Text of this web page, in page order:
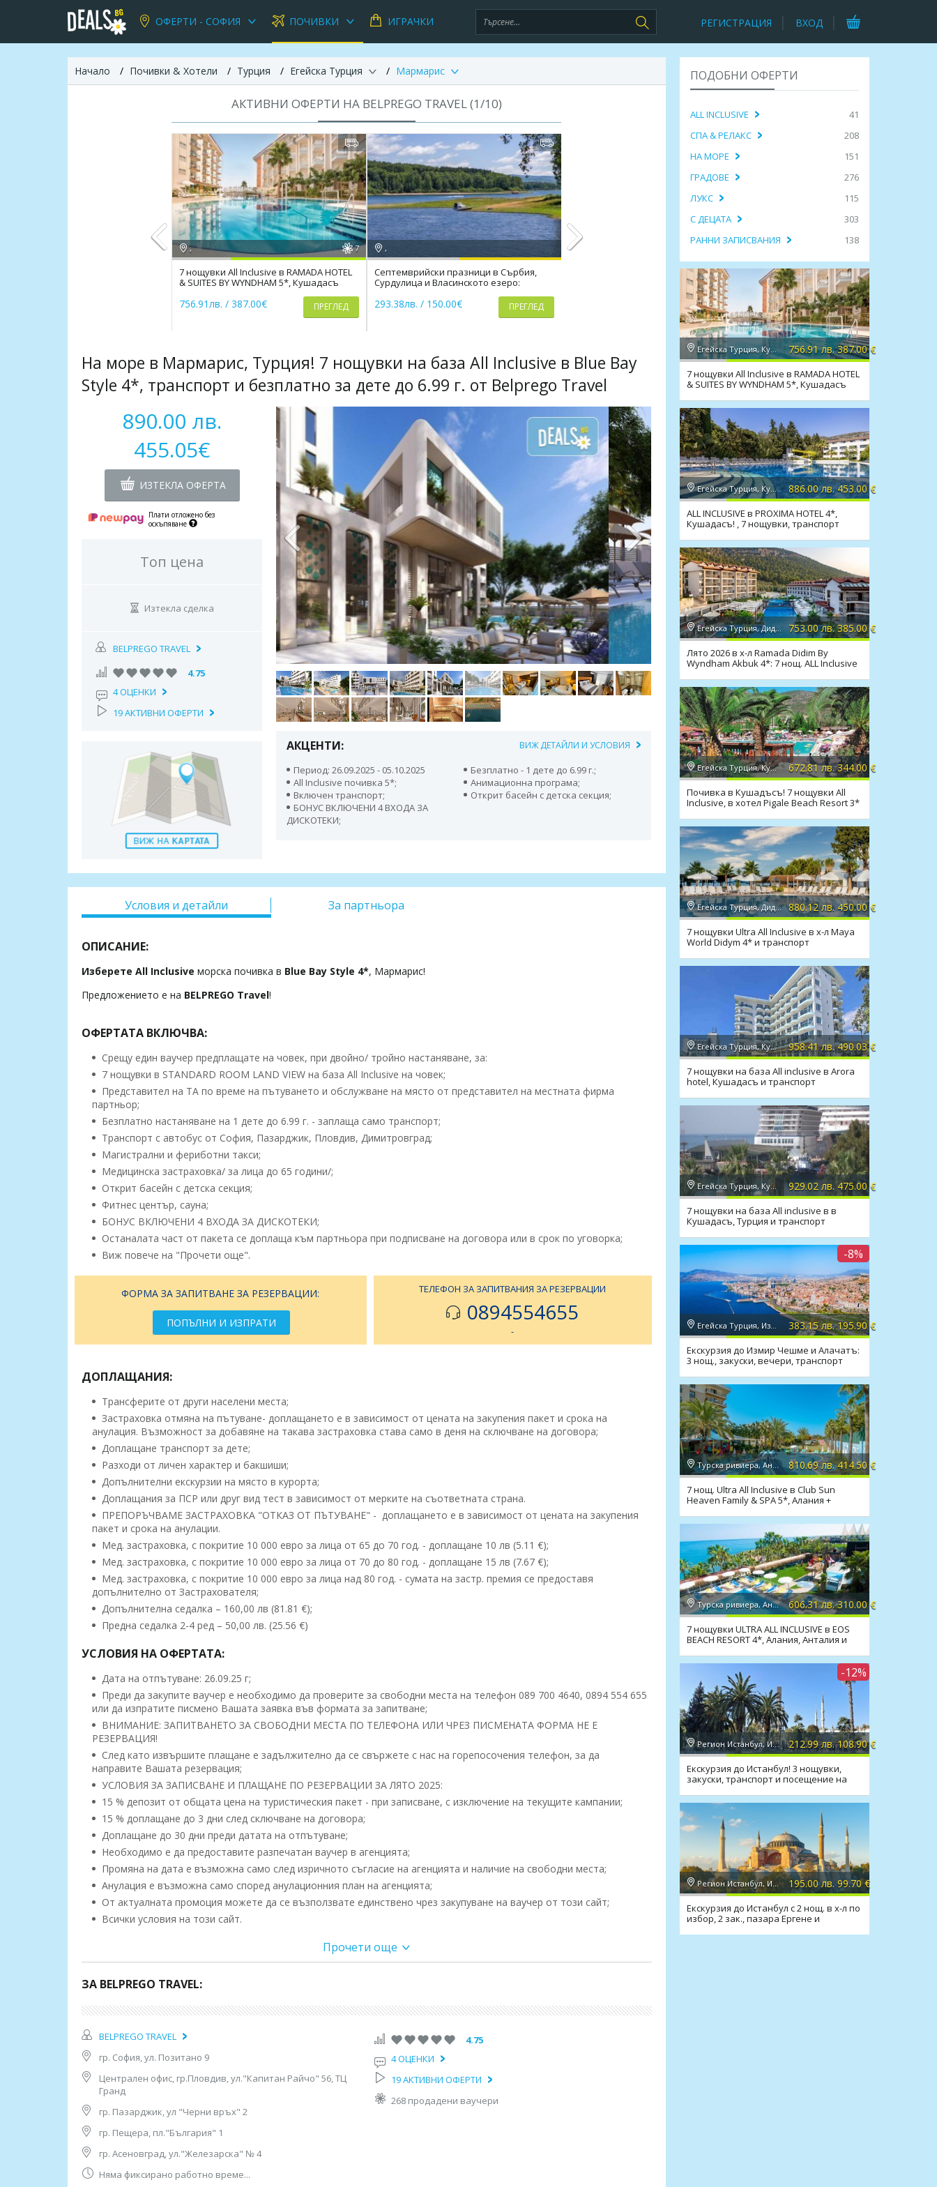
ОФЕРТИ - СОФИЯ ПОЧИВКИ ИГРАЧКИ РЕГИСТРАЦИЯ ВХОД
Начало Почивки & Хотели Турция Егейска Турция Мармарис
АКТИВНИ ОФЕРТИ НА BELPREGO TRAVEL (1/10)
, 7
7 нощувки All Inclusive в RAMADA HOTEL
& SUITES BY WYNDHAM 5*, Кушадасъ
756.91лв. / 387.00€ ПРЕГЛЕД
,
Септемврийски празници в Сърбия,
Сурдулица и Власинското езеро:
293.38лв. / 150.00€ ПРЕГЛЕД
Лято 2026 в х-л Ramada Didim By
Wyndham Akbuk 4*: 7 нощ. ALL Inclusive и
ПРЕГЛЕД
7 нощувки ULTRA ALL INCLUSIVE в EOS
BEACH RESORT 4*, Алания, Анталия и
транспорт
606.31лв. / 310.00€
На море в Мармарис, Турция! 7 нощувки на база All Inclusive в Blue Bay
Style 4*, транспорт и безплатно за дете до 6.99 г. от Belprego Travel
АКЦЕНТИ: ВИЖ ДЕТАЙЛИ И УСЛОВИЯ
Период: 26.09.2025 - 05.10.2025
Безплатно - 1 дете до 6.99 г.;
All Inclusive почивка 5*;
Анимационна програма;
Включен транспорт;
Открит басейн с детска секция;
БОНУС ВКЛЮЧЕНИ 4 ВХОДА ЗА
ДИСКОТЕКИ;
890.00 лв.
455.05€
ИЗТЕКЛА ОФЕРТА
Плати отложено без
оскъпяване
Топ цена
Изтекла сделка
BELPREGO TRAVEL
4.75
4 ОЦЕНКИ
19 АКТИВНИ ОФЕРТИ
Условия и детайли За партньора
ОПИСАНИЕ:
Изберете All Inclusive морска почивка в Blue Bay Style 4*, Мармарис!
Предложението е на BELPREGO Travel!
ОФЕРТАТА ВКЛЮЧВА:
Срещу един ваучер предплащате на човек, при двойно/ тройно настаняване, за:
7 нощувки в STANDARD ROOM LAND VIEW на база All Inclusive на човек;
Представител на TA по време на пътуването и обслужване на място от представител на местната фирма
партньор;
Безплатно настаняване на 1 дете до 6.99 г. - заплаща само транспорт;
Транспорт с автобус от София, Пазарджик, Пловдив, Димитровград;
Магистрални и фериботни такси;
Медицинска застраховка/ за лица до 65 години/;
Открит басейн с детска секция;
Фитнес център, сауна;
БОНУС ВКЛЮЧЕНИ 4 ВХОДА ЗА ДИСКОТЕКИ;
Останалата част от пакета се доплаща към партньора при подписване на договора или в срок по уговорка;
Виж повече на "Прочети още".
ФОРМА ЗА ЗАПИТВАНЕ ЗА РЕЗЕРВАЦИИ:
ПОПЪЛНИ И ИЗПРАТИ
ТЕЛЕФОН ЗА ЗАПИТВАНИЯ ЗА РЕЗЕРВАЦИИ
0894554655
-
ДОПЛАЩАНИЯ:
Трансферите от други населени места;
Застраховка отмяна на пътуване- доплащането е в зависимост от цената на закупения пакет и срока на
анулация. Възможност за добавяне на такава застраховка става само в деня на сключване на договора;
Доплащане транспорт за дете;
Разходи от личен характер и бакшиши;
Допълнителни екскурзии на място в курорта;
Доплащания за ПСР или друг вид тест в зависимост от мерките на съответната страна.
ПРЕПОРЪЧВАМЕ ЗАСТРАХОВКА "ОТКАЗ ОТ ПЪТУВАНЕ" - доплащането е в зависимост от цената на закупения
пакет и срока на анулации.
Мед. застраховка, с покритие 10 000 евро за лица от 65 до 70 год. - доплащане 10 лв (5.11 €);
Мед. застраховка, с покритие 10 000 евро за лица от 70 до 80 год. - доплащане 15 лв (7.67 €);
Мед. застраховка, с покритие 10 000 евро за лица над 80 год. - сумата на застр. премия се предоставя
допълнително от Застрахователя;
Допълнителна седалка – 160,00 лв (81.81 €);
Предна седалка 2-4 ред – 50,00 лв. (25.56 €)
УСЛОВИЯ НА ОФЕРТАТА:
Дата на отпътуване: 26.09.25 г;
Преди да закупите ваучер е необходимо да проверите за свободни места на телефон 089 700 4640, 0894 554 655
или да изпратите писмено Вашата заявка във формата за запитване;
ВНИМАНИЕ: ЗАПИТВАНЕТО ЗА СВОБОДНИ МЕСТА ПО ТЕЛЕФОНА ИЛИ ЧРЕЗ ПИСМЕНАТА ФОРМА НЕ Е
РЕЗЕРВАЦИЯ!
След като извършите плащане е задължително да се свържете с нас на горепосочения телефон, за да
направите Вашата резервация;
УСЛОВИЯ ЗА ЗАПИСВАНЕ И ПЛАЩАНЕ ПО РЕЗЕРВАЦИИ ЗА ЛЯТО 2025:
15 % депозит от общата цена на туристическия пакет - при записване, с изключение на текущите кампании;
15 % доплaщане до 3 дни след сключване на договора;
Доплащане до 30 дни преди датата на отпътуване;
Необходимо е да предоставите разпечатан ваучер в агенцията;
Промяна на дата е възможна само след изричното съгласие на агенцията и наличие на свободни места;
Анулация е възможна само според анулационния план на агенцията;
От актуалната промоция можете да се възползвате единствено чрез закупуване на ваучер от този сайт;
Всички условия на този сайт.
гр. София, гр. София, автогара “Сердика” - бивш &quot;Трафик Маркет&quot; (между Централна жп гара
София и Централна автогара)
гр.Пазарджик - (бен.Инсаойл Пазарджик)
гр.Пловдив от бензиностонция OMW до хотел “Санкт Петербург”.
гр.Димитровград - (бензиностанция Максойл )
гр. Свиленград - (Ник Ойл Свиленград)
/с възможност и гр. Благоевград с предварително запитване /
Програма:
1 ден:
Тръгване в 13.00ч. от София, “Сердика” - бивш "Трафик Маркет", 15.00ч. от Пловдив - бензиностонция OMV до хотел
Прочети още
ЗА BELPREGO TRAVEL:
BELPREGO TRAVEL
гр. София, ул. Позитано 9
Централен офис, гр.Пловдив, ул."Капитан Райчо" 56, ТЦ
Гранд
гр. Пазарджик, ул "Черни връх" 2
гр. Пещера, пл."България" 1
гр. Асеновград, ул."Железарска" № 4
Няма фиксирано работно време...
4.75
4 ОЦЕНКИ
19 АКТИВНИ ОФЕРТИ
268 продадени ваучери
ПОДОБНИ ОФЕРТИ
ALL INCLUSIVE
41
СПА & РЕЛАКС
208
НА МОРЕ
151
ГРАДОВЕ
276
ЛУКС
115
С ДЕЦАТА
303
РАННИ ЗАПИСВАНИЯ
138
Егейска Турция, Кушадасъ 756.91 лв. 387.00 €
7 нощувки All Inclusive в RAMADA HOTEL
& SUITES BY WYNDHAM 5*, Кушадасъ
Егейска Турция, Кушадасъ 886.00 лв. 453.00 €
ALL INCLUSIVE в PROXIMA HOTEL 4*,
Кушадасъ! , 7 нощувки, транспорт
Егейска Турция, Дидим 753.00 лв. 385.00 €
Лято 2026 в х-л Ramada Didim By
Wyndham Akbuk 4*: 7 нощ. ALL Inclusive
Егейска Турция, Кушадасъ 672.81 лв. 344.00 €
Почивка в Кушадъсъ! 7 нощувки All
Inclusive, в хотел Pigale Beach Resort 3*
Егейска Турция, Дидим 880.12 лв. 450.00 €
7 нощувки Ultra All Inclusive в х-л Maya
World Didym 4* и транспорт
Егейска Турция, Кушадасъ 958.41 лв. 490.03 €
7 нощувки на база All inclusive в Arora
hotel, Кушадасъ и транспорт
Егейска Турция, Кушадасъ 929.02 лв. 475.00 €
7 нощувки на база All inclusive в в
Кушадасъ, Турция и транспорт
-8%
Егейска Турция, Измир 383.15 лв. 195.90 €
Екскурзия до Измир Чешме и Алачатъ:
3 нощ., закуски, вечери, транспорт
Турска ривиера, Анталия 810.69 лв. 414.50 €
7 нощ. Ultra All Inclusive в Club Sun
Heaven Family & SPA 5*, Алания +
Турска ривиера, Анталия 606.31 лв. 310.00 €
7 нощувки ULTRA ALL INCLUSIVE в EOS
BEACH RESORT 4*, Алания, Анталия и
-12%
Регион Истанбул, Истанбул 212.99 лв. 108.90 €
Екскурзия до Истанбул! 3 нощувки,
закуски, транспорт и посещение на
Регион Истанбул, Истанбул 195.00 лв. 99.70 €
Екскурзия до Истанбул с 2 нощ. в х-л по
избор, 2 зак., пазара Ергене и